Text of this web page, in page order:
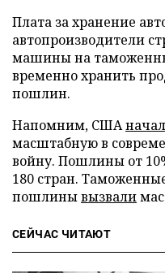
Плата за хранение
автопроизводители
машины на
временно хранить
пошлин.
Напомним, США
масштабную в
войну. Пошлины от
180 стран.
пошлинывызвали
СЕЙЧАС ЧИТАЮТ